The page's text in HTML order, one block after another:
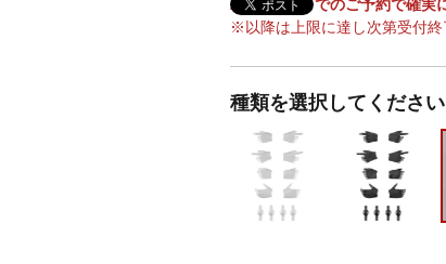
2026/5/31までのご予約で確実
※以降は上限に達し次第受付終
種類を選択してください